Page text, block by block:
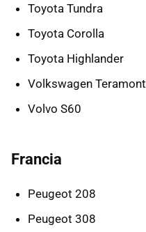
Toyota Tundra
Toyota Corolla
Toyota Highlander
Volkswagen Teramont
Volvo S60
Francia
Peugeot 208
Peugeot 308